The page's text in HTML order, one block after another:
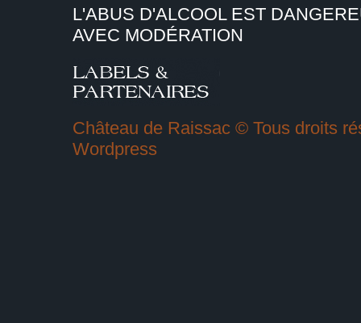
L'ABUS D'ALCOOL EST
AVEC MODÉRATION
Château de Raissac © Tous droits
Wordpress